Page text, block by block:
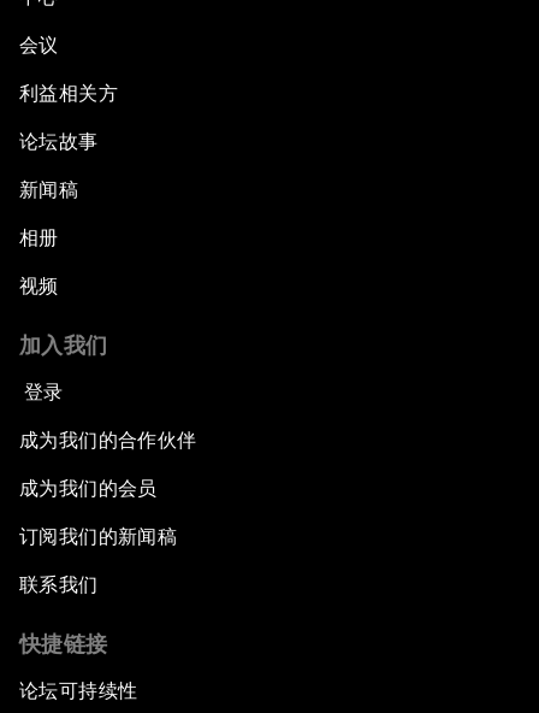
会议
利益相关方
论坛故事
新闻稿
相册
视频
加入我们
登录
成为我们的合作伙伴
成为我们的会员
订阅我们的新闻稿
联系我们
快捷链接
论坛可持续性